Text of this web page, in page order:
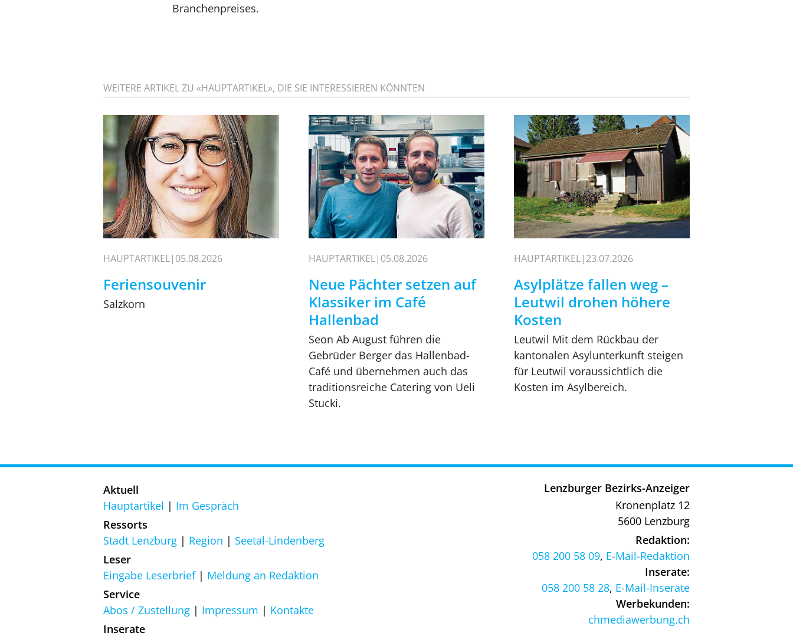
Branchenpreises.
WEITERE ARTIKEL ZU «HAUPTARTIKEL», DIE SIE INTERESSIEREN KÖNNTEN
HAUPTARTIKEL 05.08.2026
Feriensouvenir
Salzkorn
HAUPTARTIKEL 05.08.2026
Neue Pächter setzen auf
Klassiker im Café
Hallenbad
Seon Ab August führen die
Gebrüder Berger das Hallenbad-
Café und übernehmen auch das
traditionsreiche Catering von Ueli
Stucki.
HAUPTARTIKEL 23.07.2026
Asylplätze fallen weg –
Leutwil drohen höhere
Kosten
Leutwil Mit dem Rückbau der
kantonalen Asylunterkunft steigen
für Leutwil voraussichtlich die
Kosten im Asylbereich.
Aktuell
Hauptartikel
Im Gespräch
Ressorts
Stadt Lenzburg
Region
Seetal-Lindenberg
Leser
Eingabe Leserbrief
Meldung an Redaktion
Service
Abos / Zustellung
Impressum
Kontakte
Inserate
Lenzburger Bezirks-Anzeiger
Kronenplatz 12
5600 Lenzburg
Redaktion:
058 200 58 09, E-Mail-Redaktion
Inserate:
058 200 58 28, E-Mail-Inserate
Werbekunden:
chmediawerbung.ch